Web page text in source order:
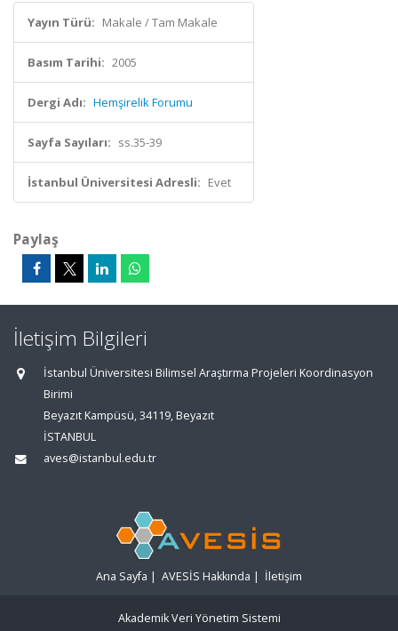
Yayın Türü: Makale / Tam Makale
Basım Tarihi: 2005
Dergi Adı: Hemşirelik Forumu
Sayfa Sayıları: ss.35-39
İstanbul Üniversitesi Adresli: Evet
Paylaş
İletişim Bilgileri
İstanbul Üniversitesi Bilimsel Araştırma Projeleri Koordinasyon
Birimi
Beyazıt Kampüsü, 34119, Beyazıt
İSTANBUL
aves@istanbul.edu.tr
Ana Sayfa | AVESİS Hakkında | İletişim
Akademik Veri Yönetim Sistemi